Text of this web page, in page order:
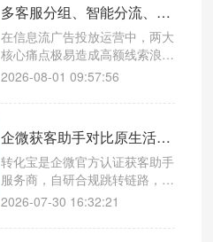
清。最常见的问题就是跨渠道客
源归属混乱：抖音付费推流的客
户被销售随手登记为朋友介绍，
小红书种草引流的客源被归类为
多客服分组、智能分流、客户自动打标完整设置步骤
在信息流广告投放运营中，两大
核心痛点极易造成高额线索浪
费：一是客服分配无规则、流量
待过载、部分客服空岗闲置，同
漏接；二是客户来源无溯源、渠
道数据混乱，无法区分抖音、快
手、小红书等不同投放计划的线
索质量，复盘优化无依据、转化
2026-08-01 09:57:56
企微获客助手对比原生活码，转化宝1 秒唤起企微添加页面
转化宝是企微官方认证获客助手
服务商，自研合规跳转链路，一
键生成全域广告加粉短链，1 秒
粉转化率。 支持 JS/API 双模式
2026-07-30 16:32:21